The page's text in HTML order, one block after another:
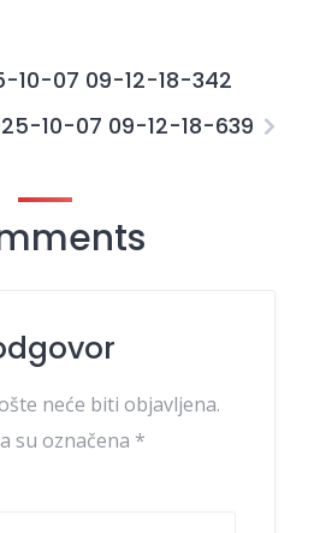
10-07 09-12-18-342
10-07 09-12-18-639
neće biti objavljena.
su označena *